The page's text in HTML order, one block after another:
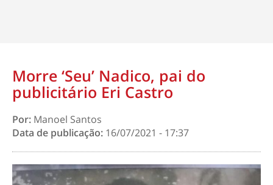
Morre ‘Seu’ Nadico, pai do
publicitário Eri Castro
Por: Manoel Santos
Data de publicação: 16/07/2021 - 17:37